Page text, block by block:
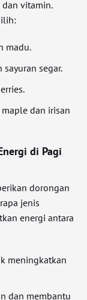
vitamin.
madu.
segar.
dan irisan
di Pagi
dorongan
jenis
energi antara
meningkatkan
dan membantu